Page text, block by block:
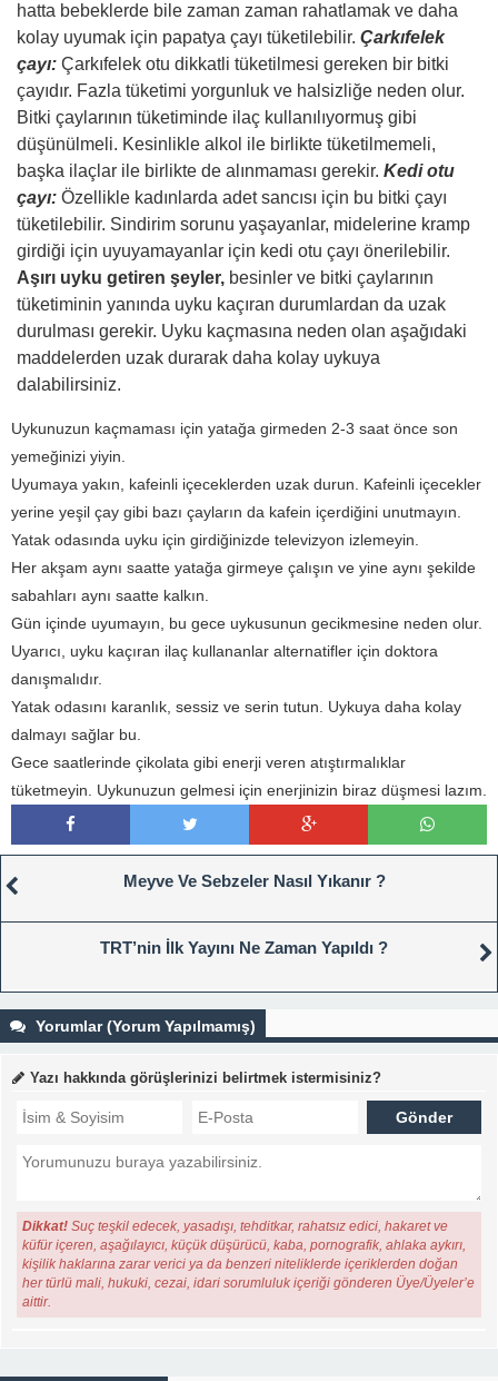
hatta bebeklerde bile zaman zaman rahatlamak ve daha
kolay uyumak için papatya çayı tüketilebilir. Çarkıfelek
çayı: Çarkıfelek otu dikkatli tüketilmesi gereken bir bitki
çayıdır. Fazla tüketimi yorgunluk ve halsizliğe neden olur.
Bitki çaylarının tüketiminde ilaç kullanılıyormuş gibi
düşünülmeli. Kesinlikle alkol ile birlikte tüketilmemeli,
başka ilaçlar ile birlikte de alınmaması gerekir. Kedi otu
çayı: Özellikle kadınlarda adet sancısı için bu bitki çayı
tüketilebilir. Sindirim sorunu yaşayanlar, midelerine kramp
girdiği için uyuyamayanlar için kedi otu çayı önerilebilir.
Aşırı uyku getiren şeyler, besinler ve bitki çaylarının
tüketiminin yanında uyku kaçıran durumlardan da uzak
durulması gerekir. Uyku kaçmasına neden olan aşağıdaki
maddelerden uzak durarak daha kolay uykuya
dalabilirsiniz.
Uykunuzun kaçmaması için yatağa girmeden 2-3 saat önce son
yemeğinizi yiyin.
Uyumaya yakın, kafeinli içeceklerden uzak durun. Kafeinli içecekler
yerine yeşil çay gibi bazı çayların da kafein içerdiğini unutmayın.
Yatak odasında uyku için girdiğinizde televizyon izlemeyin.
Her akşam aynı saatte yatağa girmeye çalışın ve yine aynı şekilde
sabahları aynı saatte kalkın.
Gün içinde uyumayın, bu gece uykusunun gecikmesine neden olur.
Uyarıcı, uyku kaçıran ilaç kullananlar alternatifler için doktora
danışmalıdır.
Yatak odasını karanlık, sessiz ve serin tutun. Uykuya daha kolay
dalmayı sağlar bu.
Gece saatlerinde çikolata gibi enerji veren atıştırmalıklar
tüketmeyin. Uykunuzun gelmesi için enerjinizin biraz düşmesi lazım.
Meyve Ve Sebzeler Nasıl Yıkanır ?
TRT’nin İlk Yayını Ne Zaman Yapıldı ?
Yorumlar (Yorum Yapılmamış)
Yazı hakkında görüşlerinizi belirtmek istermisiniz?
Dikkat! Suç teşkil edecek, yasadışı, tehditkar, rahatsız edici, hakaret ve
küfür içeren, aşağılayıcı, küçük düşürücü, kaba, pornografik, ahlaka aykırı,
kişilik haklarına zarar verici ya da benzeri niteliklerde içeriklerden doğan
her türlü mali, hukuki, cezai, idari sorumluluk içeriği gönderen Üye/Üyeler’e
aittir.